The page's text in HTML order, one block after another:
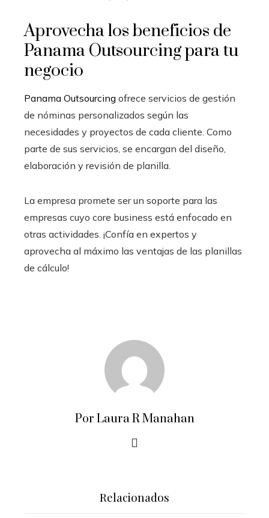
Aprovecha los beneficios de
Panama Outsourcing para tu
negocio
Panama Outsourcing ofrece servicios de gestión
de nóminas personalizados según las
necesidades y proyectos de cada cliente. Como
parte de sus servicios, se encargan del diseño,
elaboración y revisión de planilla.
La empresa promete ser un soporte para las
empresas cuyo core business está enfocado en
otras actividades. ¡Confía en expertos y
aprovecha al máximo las ventajas de las planillas
de cálculo!
Por Laura R Manahan
Relacionados